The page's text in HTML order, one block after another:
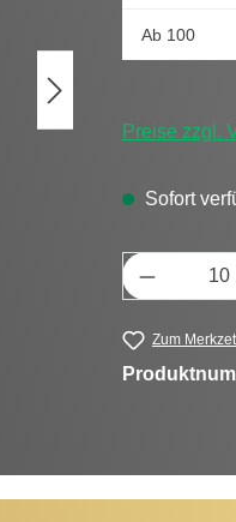
Ab 100
Preise zzgl.
Sofort
Produkt
Zum